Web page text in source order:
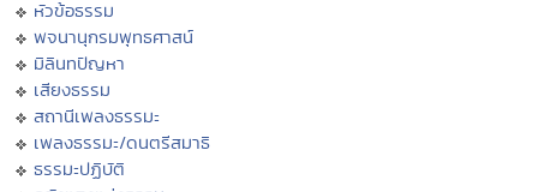
หัวข้อธรรม
พจนานุกรมพุทธศาสน์
มิลินทปัญหา
เสียงธรรม
สถานีเพลงธรรมะ
เพลงธรรมะ/ดนตรีสมาธิ
ธรรมะปฏิบัติ